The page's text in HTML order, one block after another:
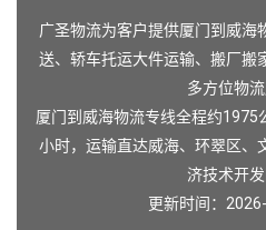
广圣物流为客户提供厦门到威海
送、轿车托运大件运输、搬厂搬
多方位物流
厦门到威海物流专线全程约1975
小时，运输直达威海、 环翠区、
济技术开
更新时间：